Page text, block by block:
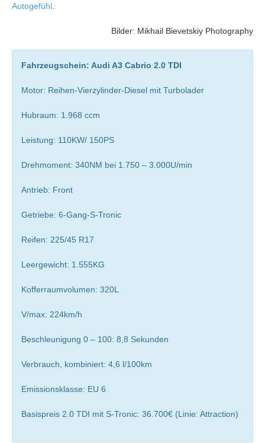
Autogefühl
Bilder: Mikhail Bievetskiy Photography
Fahrzeugschein: Audi A3 Cabrio 2.0 TDI
Motor: Reihen-Vierzylinder-Diesel mit Turbolader
Hubraum: 1.968 ccm
Leistung: 110KW/ 150PS
Drehmoment: 340NM bei 1.750 – 3.000U/min
Antrieb: Front
Getriebe: 6-Gang-S-Tronic
Reifen: 225/45 R17
Leergewicht: 1.555KG
Kofferraumvolumen: 320L
V/max: 224km/h
Beschleunigung 0 – 100: 8,8 Sekunden
Verbrauch, kombiniert: 4,6 l/100km
Emissionsklasse: EU 6
Basispreis 2.0 TDI mit S-Tronic: 36.700€ (Linie: Attraction)